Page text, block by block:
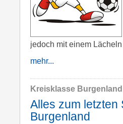
jedoch mit einem
mehr...
Kreisklasse Burgenland
Alles zum letzten
Burgenland